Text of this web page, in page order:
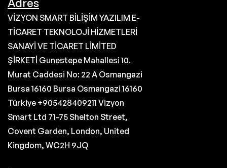
Adres
VİZYON SMART BİLİŞİM YAZILIM E-
TİCARET TEKNOLOJİ HİZMETLERİ
SANAYİ VE TİCARET LİMİTED
ŞİRKETİ Gunestepe Mahallesi 10.
Murat Caddesi No: 22 A Osmangazi
Bursa 16160 Bursa Osmangazi 16160
Türkiye +905428409211 Vizyon
Smart Ltd 71-75 Shelton Street,
Covent Garden, London, United
Kingdom, WC2H 9JQ